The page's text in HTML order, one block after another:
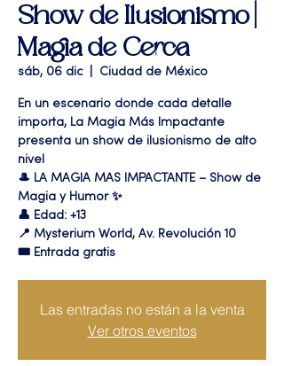
Show de Ilusionismo |
Magia de Cerca
sáb, 06 dic
  |
Ciudad de México
En un escenario donde cada detalle
importa, La Magia Más Impactante
presenta un show de ilusionismo de alto
nivel
🎩 LA MAGIA MAS IMPACTANTE – Show de
Magia y Humor ✨
👤 Edad: +13
📍 Mysterium World, Av. Revolución 10
🎟️ Entrada gratis
Las entradas no están a la venta
Ver otros eventos